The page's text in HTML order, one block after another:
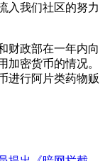
入我们社区的努力
财政部在一年内向
加密货币的情况。
进行阿片类药物贩